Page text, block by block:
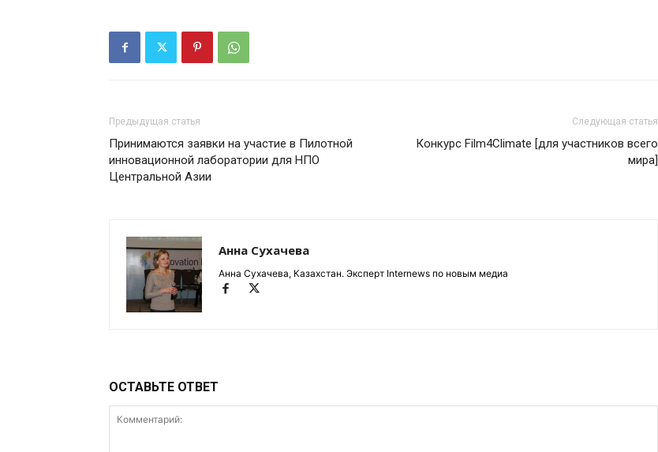
Предыдущая статья
Принимаются заявки на участие в Пилотной
инновационной лаборатории для НПО
Центральной Азии
Следующая статья
Конкурс Film4Climate [для участников всего
мира]
Анна Сухачева
Анна Сухачева, Казахстан. Эксперт Internews по новым медиа
ОСТАВЬТЕ ОТВЕТ